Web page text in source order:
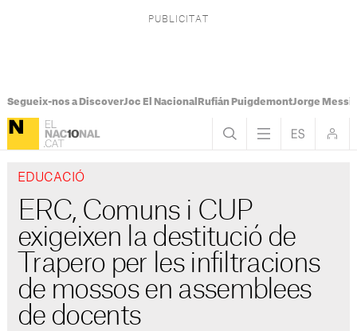
Segueix-nos a DiscoverJoc El Nacional Rufián PuigdemontJorge Messi
EDUCACIÓ
ERC, Comuns i CUP
exigeixen la destitució de
Trapero per les infiltracions
de mossos en assemblees
de docents